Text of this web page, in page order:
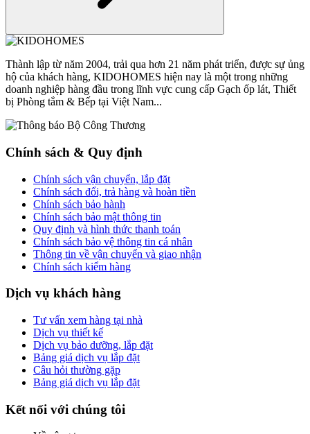
Thành lập từ năm 2004, trải qua hơn 21 năm phát triển, được sự ủng
hộ của khách hàng, KIDOHOMES hiện nay là một trong những
doanh nghiệp hàng đầu trong lĩnh vực cung cấp Gạch ốp lát, Thiết
bị Phòng tắm & Bếp tại Việt Nam...
Chính sách & Quy định
Chính sách vận chuyển, lắp đặt
Chính sách đổi, trả hàng và hoàn tiền
Chính sách bảo hành
Chính sách bảo mật thông tin
Quy định và hình thức thanh toán
Chính sách bảo vệ thông tin cá nhân
Thông tin về vận chuyển và giao nhận
Chính sách kiểm hàng
Dịch vụ khách hàng
Tư vấn xem hàng tại nhà
Dịch vụ thiết kế
Dịch vụ bảo dưỡng, lắp đặt
Bảng giá dịch vụ lắp đặt
Câu hỏi thường gặp
Bảng giá dịch vụ lắp đặt
Kết nối với chúng tôi